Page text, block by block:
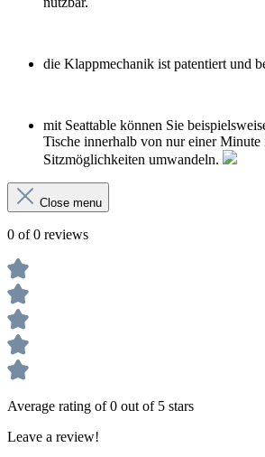
die Klappmechanik ist patentiert und
mit Seattable können Sie
Tische innerhalb von nur einer Minute
Sitzmöglichkeiten umwandeln.
Close menu
0 of 0 reviews
Average rating of 0 out of 5 stars
Leave a review!